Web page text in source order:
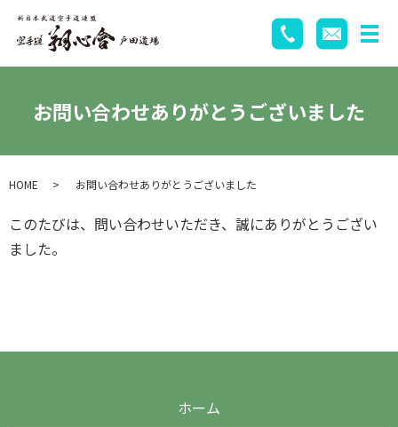
お問い合わせありがとうございました
HOME お問い合わせありがとうございました
このたびは、問い合わせいただき、誠にありがとうござい
ました。
ホーム